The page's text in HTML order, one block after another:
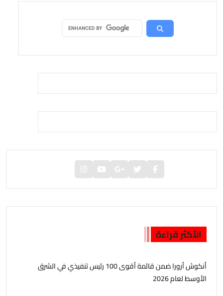
الأكثر قراءة
أنكوش أرورا ضمن قائمة أقوى 100 رئيس تنفيذي في الشرق
الأوسط لعام 2026